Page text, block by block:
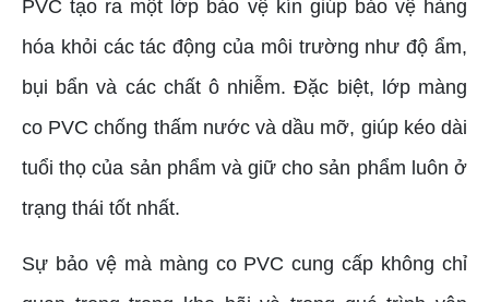
PVC tạo ra một lớp bảo vệ kín giúp bảo vệ hàng
hóa khỏi các tác động của môi trường như độ ẩm,
bụi bẩn và các chất ô nhiễm. Đặc biệt, lớp màng
co PVC chống thấm nước và dầu mỡ, giúp kéo dài
tuổi thọ của sản phẩm và giữ cho sản phẩm luôn ở
trạng thái tốt nhất.
Sự bảo vệ mà màng co PVC cung cấp không chỉ